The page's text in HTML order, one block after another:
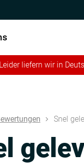
Leider liefern wir in
Snel